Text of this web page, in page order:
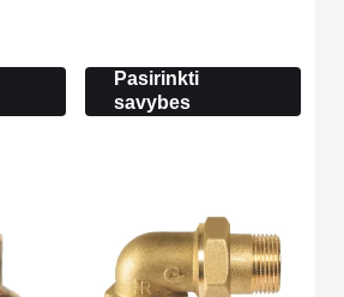
through
3.90 € 21.00 €
Pasirinkti
savybes